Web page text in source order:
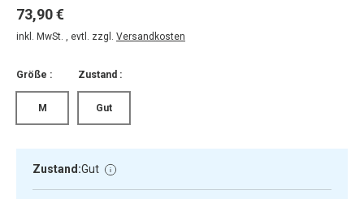
73,90 €
inkl. MwSt. , evtl. zzgl. Versandkosten
Größe :
M
Zustand :
Gut
Zustand:Gut